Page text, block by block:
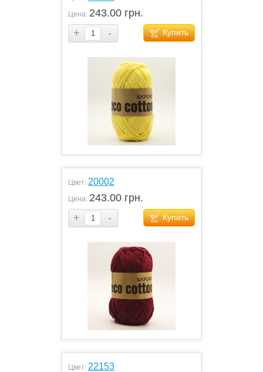
Цена: 243.00 грн.
+
- Купить
Цвет: 20002
Цена: 243.00 грн.
+
- Купить
Цвет: 22153